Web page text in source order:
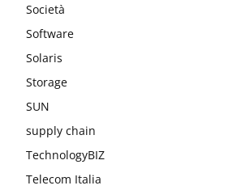
Società
Software
Solaris
Storage
SUN
supply chain
TechnologyBIZ
Telecom Italia